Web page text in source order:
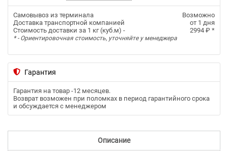
Самовывоз из терминала
Возможно
Доставка транспортной компанией
от 1 дня
Стоимость доставки за 1 кг (куб.м) -
2994 ₽ *
* - Ориентировочная стоимость, уточняйте у менеджера
Гарантия
Гарантия на товар -12 месяцев.
Возврат возможен при поломках в период гарантийного срока
и обсуждается с менеджером
Описание